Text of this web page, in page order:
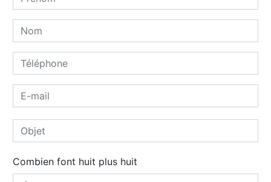
Combien font huit plus huit